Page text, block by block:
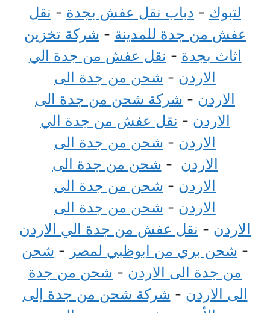
لتبوك - دباب نقل عفش بجدة - نقل
عفش من جدة للمدينة - شركة تخزين
اثاث بجدة - نقل عفش من جدة الي
الاردن - شحن من جدة الى
الاردن - شركة شحن من جدة الى
الاردن - نقل عفش من جدة الي
الاردن - شحن من جدة الى
الاردن - شحن من جدة الى
الاردن - شحن من جدة الى
الاردن - شحن من جدة الى
الاردن - نقل عفش من جدة الي الاردن
- شحن بري من ابوظبي لمصر - شحن
من جدة الى الاردن - شحن من جدة
الى الاردن - شركة شحن من جدة إلى